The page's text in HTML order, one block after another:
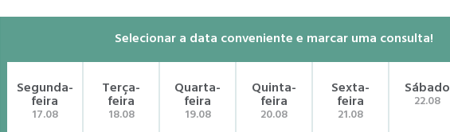
Selecionar a data conveniente e marcar uma consulta!
Segunda-
feira
17.08
Terça-
feira
18.08
Quarta-
feira
19.08
Quinta-
feira
20.08
Sexta-
feira
21.08
Sábado
22.08